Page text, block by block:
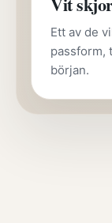
Ett av de
passform,
början.